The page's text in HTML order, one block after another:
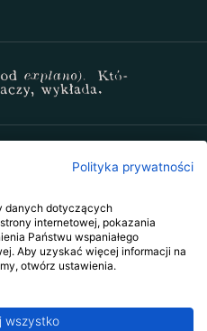
Wydawnictwo
Polityka prywatności
danych dotyczących
internetowej, pokazania
Państwu wspaniałego
Aby uzyskać więcej informacji na
otwórz ustawienia.
wszystko